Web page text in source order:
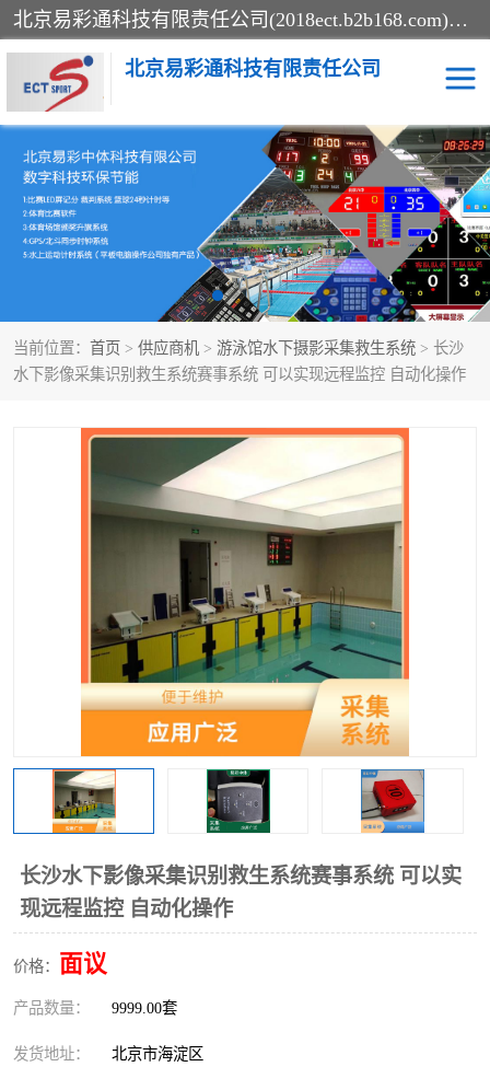
北京易彩通科技有限责任公司(2018ect.b2b168.com)主要提供陕西计时记分系统，全国统一热线：15611947915.北京易彩通科技有限责任公司有一支长期从事智能控制系统研发的高素质的队伍，具有嵌入式系统，视频系统、通信系统、网络系统，体育计时系统的知识和技能。强力打造体育比赛计时计分系统、智能升降旗系统、标准时钟系统、赛事编排及信息发布系统，为用户提供较新的，较廉价的，应用解决方案。
北京易彩通科技有限责任公司
当前位置： 首页 > 供应商机 > 游泳馆水下摄影采集救生系统 > 长沙
水下影像采集识别救生系统赛事系统 可以实现远程监控 自动化操作
长沙水下影像采集识别救生系统赛事系统 可以实
现远程监控 自动化操作
价格： 面议
产品数量： 9999.00套
发货地址： 北京市海淀区
记分系统 游泳计时系统
智能颁奖旗系统 GPS同步时钟系统
计时计分及成绩处理系统 计时记分系统
体育场馆影像采集回放系 游泳馆水下摄影采集救生